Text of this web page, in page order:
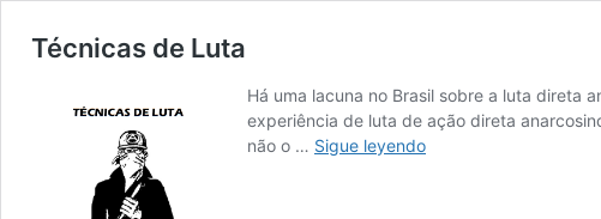
Técnicas de Luta
Há uma lacuna no Brasil sobre a luta direta
experiência de luta de ação direta
não o … Sigue leyendoTécnicas